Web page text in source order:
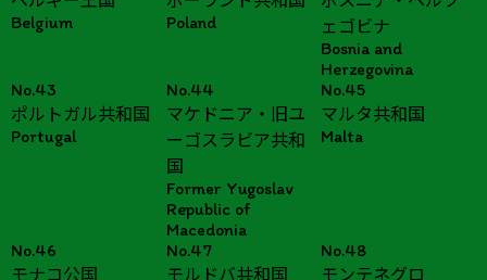
Belgium
Poland
ェゴビナ
Bosnia and
Herzegovina
No.43
ポルトガル共和国
Portugal
No.44
マケドニア・旧ユ
ーゴスラビア共和
国
Former Yugoslav
Republic of
Macedonia
No.45
マルタ共和国
Malta
No.46
モナコ公国
No.47
モルドバ共和国
No.48
モンテネグロ